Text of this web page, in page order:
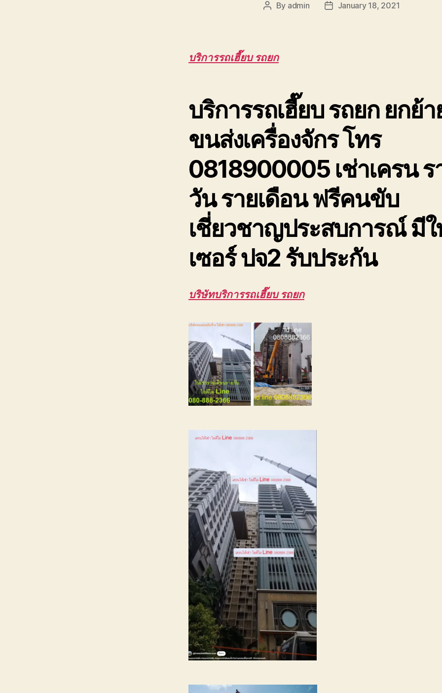
Post
By admin
PostJanuary 18, 2021
บริการรถเฮี๊ยบ รถยก
บริการรถเฮี๊ยบ รถยก ยกย้า
ขนส่งเครื่องจักร โทร
0818900005 เช่าเครน ร
วัน รายเดือน ฟรีคนขับ
เชี่ยวชาญประสบการณ์ มีใ
เซอร์ ปจ2 รับประกัน
บริษัทบริการรถเฮี๊ยบ รถยก